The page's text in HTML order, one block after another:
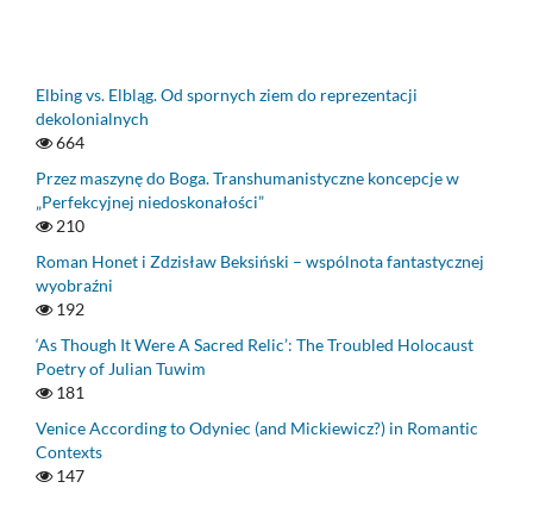
Elbing vs. Elbląg. Od spornych ziem do reprezentacji
dekolonialnych
664
Przez maszynę do Boga. Transhumanistyczne koncepcje w
„Perfekcyjnej niedoskonałości”
210
Roman Honet i Zdzisław Beksiński – wspólnota fantastycznej
wyobraźni
192
‘As Though It Were A Sacred Relic’: The Troubled Holocaust
Poetry of Julian Tuwim
181
Venice According to Odyniec (and Mickiewicz?) in Romantic
Contexts
147